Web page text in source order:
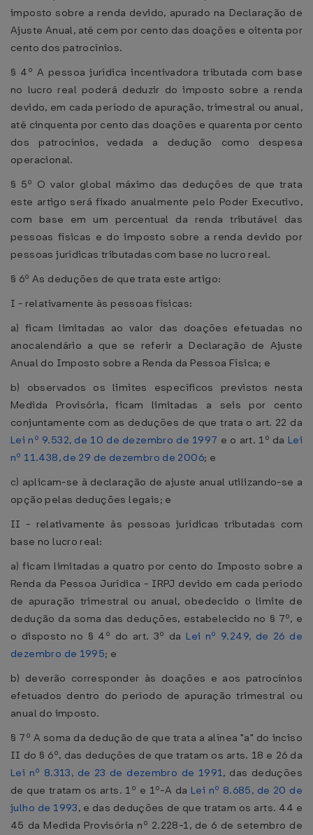
imposto sobre a renda devido, apurado na Declaração de
Ajuste Anual, até cem por cento das doações e oitenta por
cento dos patrocínios.
§ 4º A pessoa jurídica incentivadora tributada com base
no lucro real poderá deduzir do imposto sobre a renda
devido, em cada período de apuração, trimestral ou anual,
até cinquenta por cento das doações e quarenta por cento
dos patrocínios, vedada a dedução como despesa
operacional.
§ 5º O valor global máximo das deduções de que trata
este artigo será fixado anualmente pelo Poder Executivo,
com base em um percentual da renda tributável das
pessoas físicas e do imposto sobre a renda devido por
pessoas jurídicas tributadas com base no lucro real.
§ 6º As deduções de que trata este artigo:
I - relativamente às pessoas físicas:
a) ficam limitadas ao valor das doações efetuadas no
anocalendário a que se referir a Declaração de Ajuste
Anual do Imposto sobre a Renda da Pessoa Física; e
b) observados os limites específicos previstos nesta
Medida Provisória, ficam limitadas a seis por cento
conjuntamente com as deduções de que trata o art. 22 da
Lei nº 9.532, de 10 de dezembro de 1997 e o art. 1º da Lei
nº 11.438, de 29 de dezembro de 2006; e
c) aplicam-se à declaração de ajuste anual utilizando-se a
opção pelas deduções legais; e
II - relativamente às pessoas jurídicas tributadas com
base no lucro real:
a) ficam limitadas a quatro por cento do Imposto sobre a
Renda da Pessoa Jurídica - IRPJ devido em cada período
de apuração trimestral ou anual, obedecido o limite de
dedução da soma das deduções, estabelecido no § 7º, e
o disposto no § 4º do art. 3º da Lei nº 9.249, de 26 de
dezembro de 1995; e
b) deverão corresponder às doações e aos patrocínios
efetuados dentro do período de apuração trimestral ou
anual do imposto.
§ 7º A soma da dedução de que trata a alínea "a" do inciso
II do § 6º, das deduções de que tratam os arts. 18 e 26 da
Lei nº 8.313, de 23 de dezembro de 1991, das deduções
de que tratam os arts. 1º e 1º-A da Lei nº 8.685, de 20 de
julho de 1993, e das deduções de que tratam os arts. 44 e
45 da Medida Provisória nº 2.228-1, de 6 de setembro de